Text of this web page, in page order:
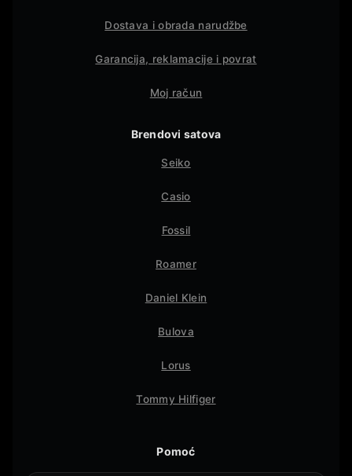
Dostava i obrada narudžbe
Garancija, reklamacije i povrat
Moj račun
Brendovi satova
Seiko
Casio
Fossil
Roamer
Daniel Klein
Bulova
Lorus
Tommy Hilfiger
Pomoć